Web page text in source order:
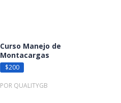
Curso Manejo de
Montacargas
$200
POR QUALITYGB